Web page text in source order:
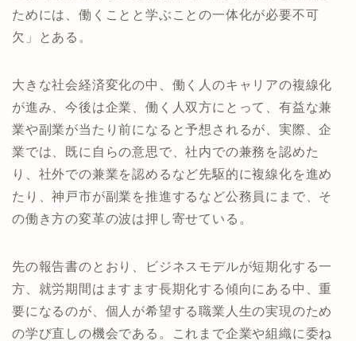
ためには、働くことと学ぶことの一体化が必要不可
欠」とある。
大きな社会経済変化の中、働く人のキャリアの複線化
が進み、今後は企業、働く人双方にとって、有益な兼
業や副業が当たり前になると予想されるが、実際、企
業では、既に自らの意思で、社内での兼務を認めた
り、社外での兼業を認めるなど先駆的に複線化を進め
たり、神戸市が副業を推進するなど公務員にまで、そ
の働き方の変革の波は押し寄せている。
先の報告書のとおり、ビジネスモデルが短期化する一
方、就労期間はますます長期化する傾向にある中、重
要になるのが、個人が希望する職業人生の実現のため
の学び直しの機会である。これまで企業や組織に委ね